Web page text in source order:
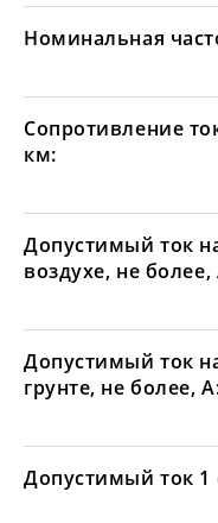
Номинальная
Сопротивление
км:
Допустимый ток
воздухе, не более,
Допустимый ток
грунте, не более,
Допустимый ток 1